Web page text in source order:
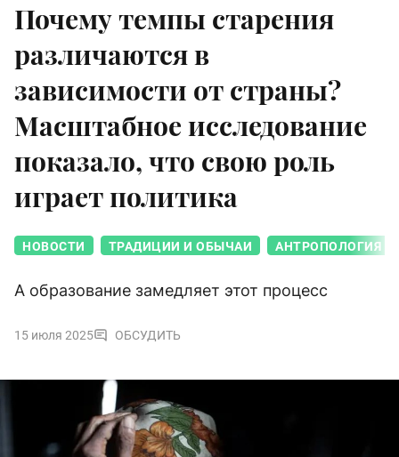
Почему темпы старения
различаются в
зависимости от страны?
Масштабное исследование
показало, что свою роль
играет политика
НОВОСТИ ТРАДИЦИИ И ОБЫЧАИ АНТРОПОЛОГИЯ
А образование замедляет этот процесс
15 июля 2025 ОБСУДИТЬ